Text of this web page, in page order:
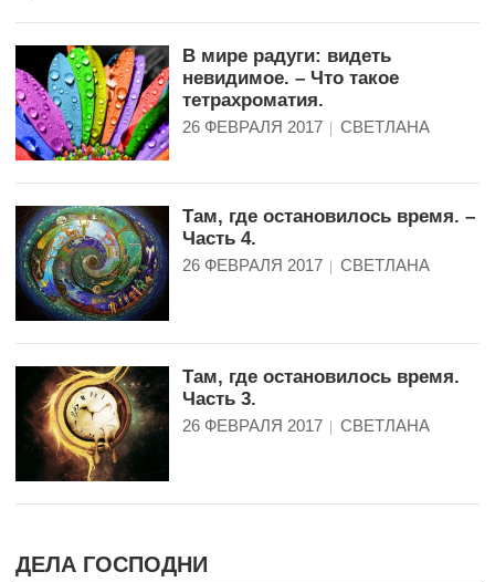
В мире радуги: видеть
невидимое. – Что такое
тетрахроматия.
26 ФЕВРАЛЯ 2017 СВЕТЛАНА
Там, где остановилось время. –
Часть 4.
26 ФЕВРАЛЯ 2017 СВЕТЛАНА
Там, где остановилось время.
Часть 3.
26 ФЕВРАЛЯ 2017 СВЕТЛАНА
ДЕЛА ГОСПОДНИ